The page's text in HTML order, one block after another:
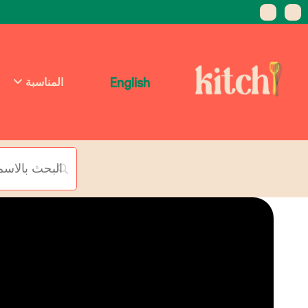
English المناسبة